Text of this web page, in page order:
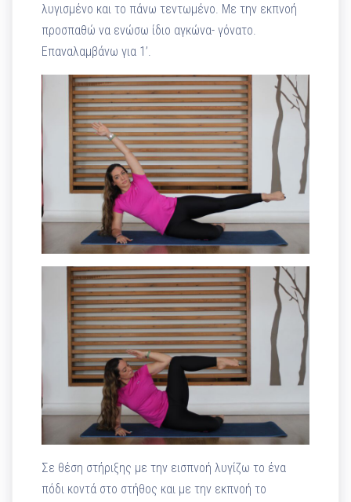
λυγισμένο και το πάνω τεντωμένο. Με την εκπνοή
προσπαθώ να ενώσω ίδιο αγκώνα- γόνατο.
Επαναλαμβάνω για 1’.
Σε θέση στήριξης με την εισπνοή λυγίζω το ένα
πόδι κοντά στο στήθος και με την εκπνοή το